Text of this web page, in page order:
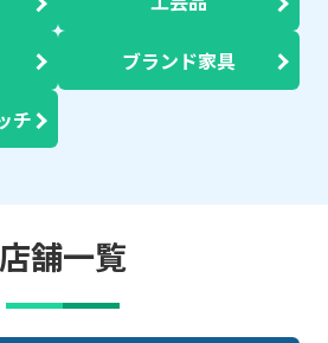
ブランド家具
チ
店舗一覧